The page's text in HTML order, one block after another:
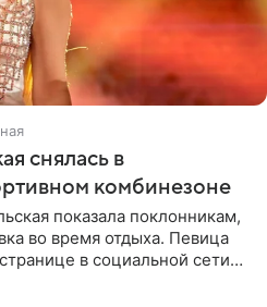
снялась в
комбинезоне
показала поклонникам,
во время отдыха. Певица
в социальной сети